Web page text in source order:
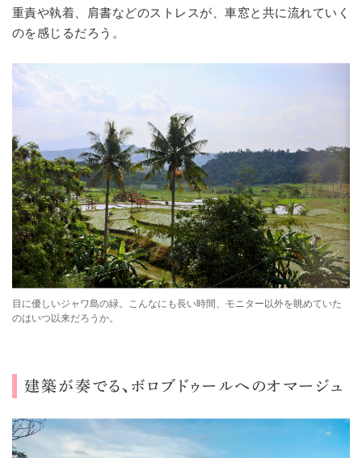
重責や執着、肩書などのストレスが、車窓と共に流れていく
のを感じるだろう。
目に優しいジャワ島の緑。こんなにも長い時間、モニター以外を眺めていた
のはいつ以来だろうか。
建築 が奏でる、ボロブドゥールへのオマージュ